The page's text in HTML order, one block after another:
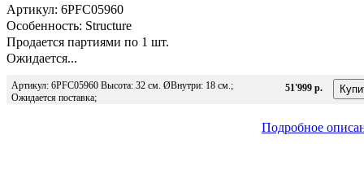
Артикул: 6PFC05960
Особенность: Structure
Продается партиями по 1 шт.
Ожидается...
Артикул: 6PFC05960 Высота: 32 см. ØВнутри: 18 см.;
Ожидается поставка;
51'999 р.
Подробное